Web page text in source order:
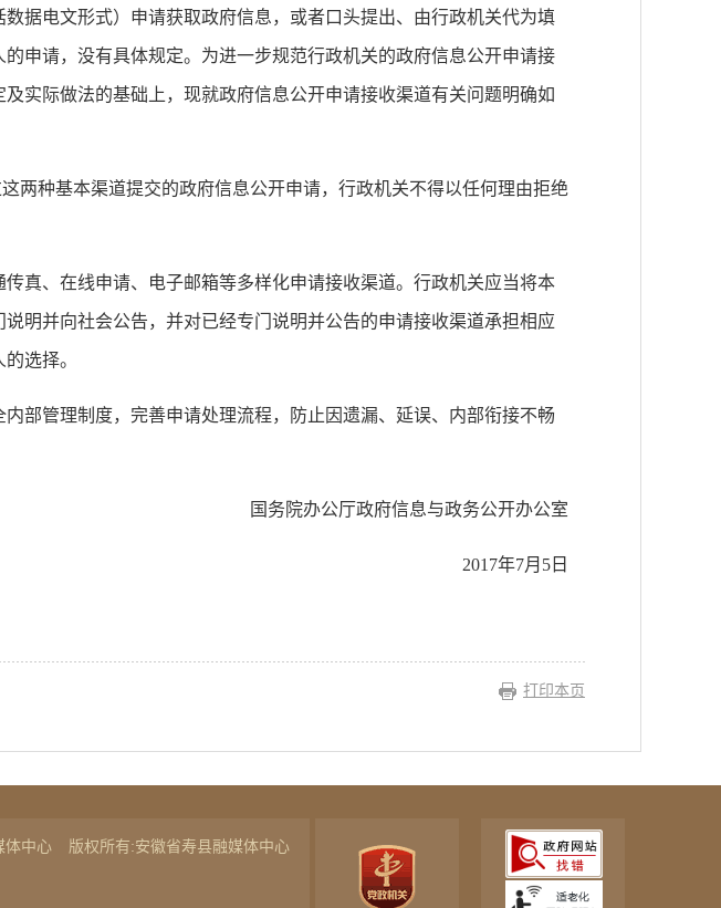
据电文形式）申请获取政府信息，或者口头提出、由行政机关代为填
申请，没有具体规定。为进一步规范行政机关的政府信息公开申请接
实际做法的基础上，现就政府信息公开申请接收渠道有关问题明确如
两种基本渠道提交的政府信息公开申请，行政机关不得以任何理由拒绝
真、在线申请、电子邮箱等多样化申请接收渠道。行政机关应当将本
明并向社会公告，并对已经专门说明并公告的申请接收渠道承担相应
选择。
部管理制度，完善申请处理流程，防止因遗漏、延误、内部衔接不畅
国务院办公厅政府信息与政务公开办公室
2017年7月5日
打印本页
体中心
版权所有:安徽省寿县融媒体中心